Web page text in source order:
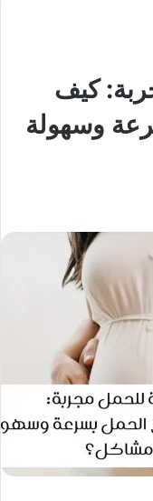
كيف
وسهولة